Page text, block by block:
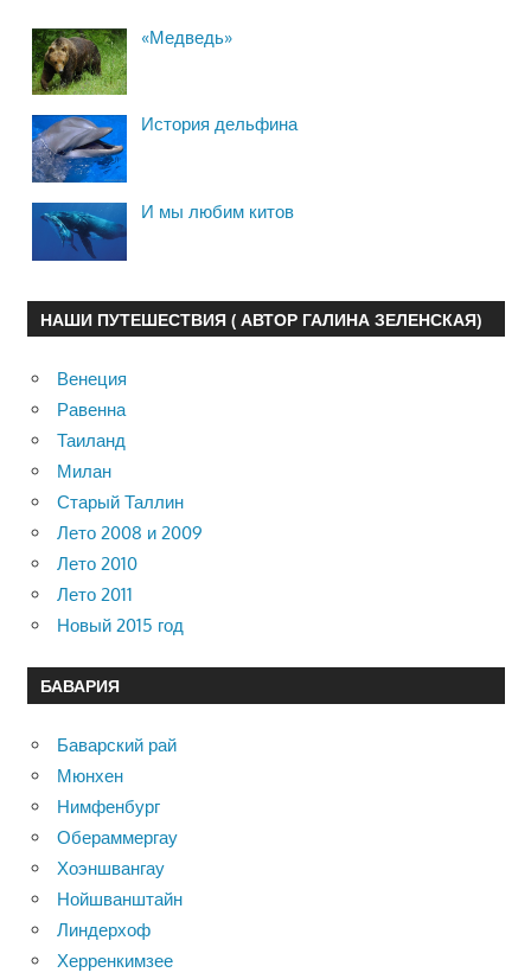
«Медведь»
История дельфина
И мы любим китов
НАШИ ПУТЕШЕСТВИЯ ( АВТОР ГАЛИНА ЗЕЛЕНСКАЯ)
Венеция
Равенна
Таиланд
Милан
Старый Таллин
Лето 2008 и 2009
Лето 2010
Лето 2011
Новый 2015 год
БАВАРИЯ
Баварский рай
Мюнхен
Нимфенбург
Обераммергау
Хоэншвангау
Нойшванштайн
Линдерхоф
Херренкимзее